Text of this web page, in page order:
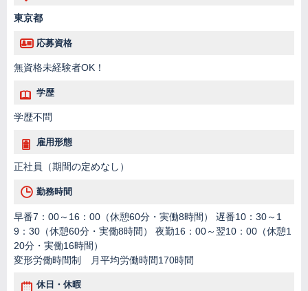
東京都
応募資格
無資格未経験者OK！
学歴
学歴不問
雇用形態
正社員（期間の定めなし）
勤務時間
早番7：00～16：00（休憩60分・実働8時間） 遅番10：30～1
9：30（休憩60分・実働8時間） 夜勤16：00～翌10：00（休憩1
20分・実働16時間）
変形労働時間制 月平均労働時間170時間
休日・休暇